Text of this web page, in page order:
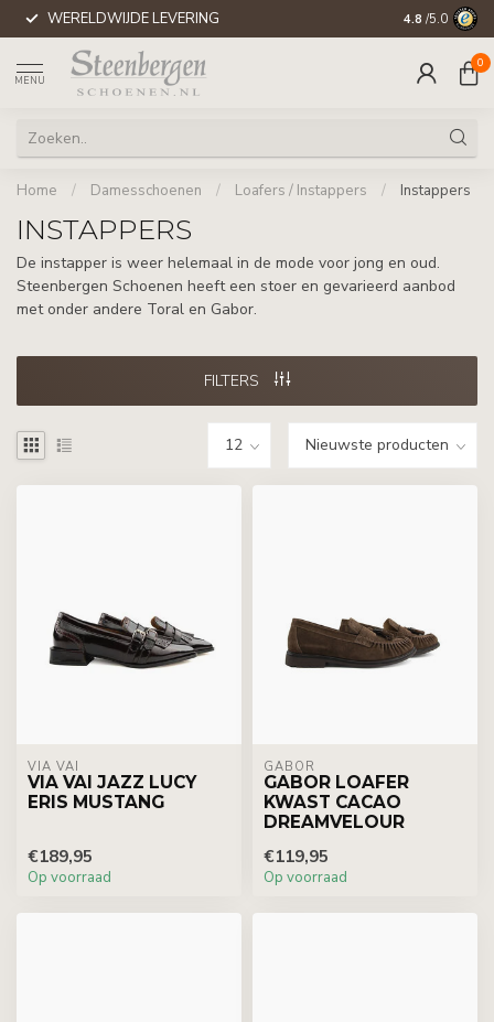
WERELDWIJDE LEVERING 4.8 /5.0
MENU
0
Home / Damesschoenen / Loafers / Instappers / Instappers
INSTAPPERS
De instapper is weer helemaal in de mode voor jong en oud.
Steenbergen Schoenen heeft een stoer en gevarieerd aanbod
met onder andere Toral en Gabor.
FILTERS
VIA VAI
VIA VAI JAZZ LUCY
ERIS MUSTANG
€189,95
Op voorraad
GABOR
GABOR LOAFER
KWAST CACAO
DREAMVELOUR
€119,95
Op voorraad